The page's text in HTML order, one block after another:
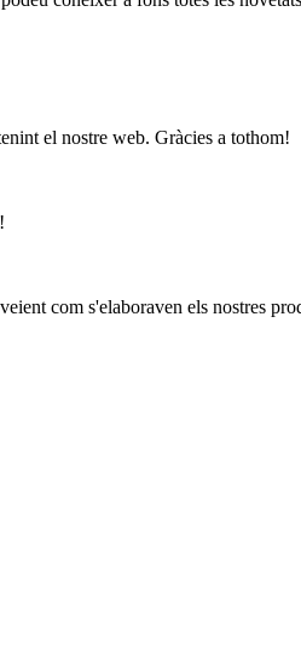
el nostre web. Gràcies a tothom!
com s'elaboraven els nostres